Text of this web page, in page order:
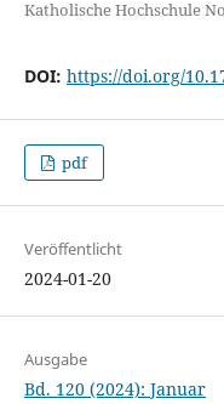
Katholische Hochschule
DOI: https://doi.org/
pdf
Veröffentlicht
2024-01-20
Ausgabe
Bd. 120 (2024): Januar